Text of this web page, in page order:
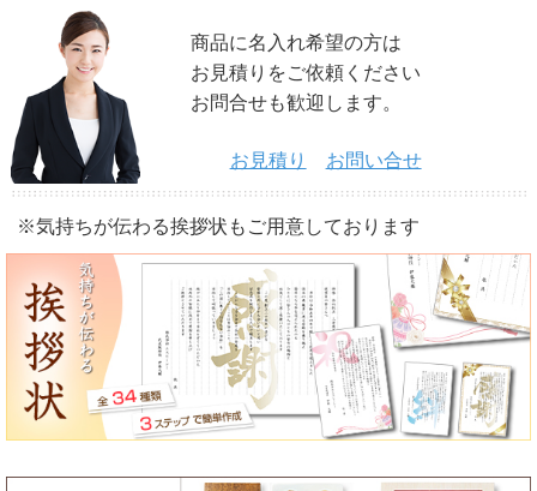
商品に名入れ希望の方は
お見積りをご依頼ください
お問合せも歓迎します。
お見積り お問い合せ
※気持ちが伝わる挨拶状もご用意しております